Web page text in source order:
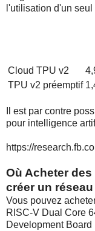
l'utilisation d'un
Cloud TPU v2
TPU v2 préemptif
Il est par contre
pour intelligence
https://
Où Acheter
créer un
Vous pouvez
RISC-V Dual Core
Development